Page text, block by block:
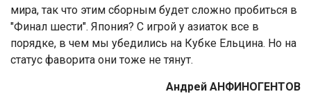
мира, так что этим сборным будет сложно пробиться в
"Финал шести". Япония? С игрой у азиаток все в
порядке, в чем мы убедились на Кубке Ельцина. Но на
статус фаворита они тоже не тянут.
Андрей АНФИНОГЕНТОВ